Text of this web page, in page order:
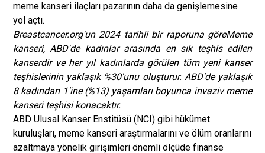
meme kanseri ilaçları pazarının daha da genişlemesine
yol açtı.
Breastcancer.org'un 2024 tarihli bir raporuna göreMeme
kanseri, ABD'de kadınlar arasında en sık teşhis edilen
kanserdir ve her yıl kadınlarda görülen tüm yeni kanser
teşhislerinin yaklaşık %30'unu oluşturur. ABD'de yaklaşık
8 kadından 1'ine (%13) yaşamları boyunca invaziv meme
kanseri teşhisi konacaktır.
ABD Ulusal Kanser Enstitüsü (NCI) gibi hükümet
kuruluşları, meme kanseri araştırmalarını ve ölüm oranlarını
azaltmaya yönelik girişimleri önemli ölçüde finanse